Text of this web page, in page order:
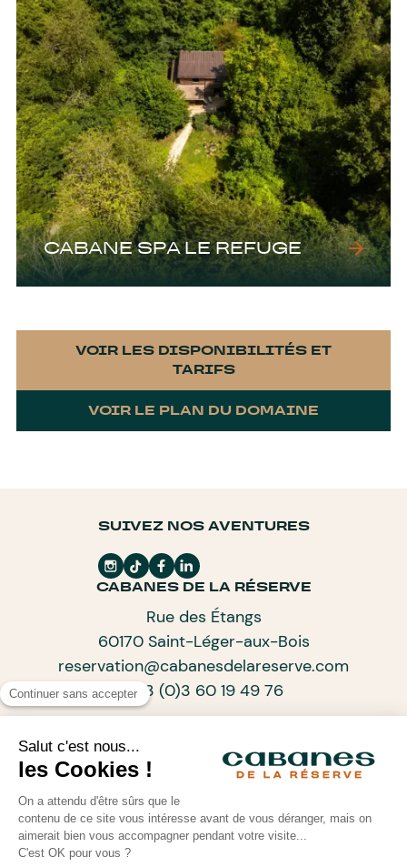
CABANE SPA LE REFUGE
VOIR LES DISPONIBILITÉS ET
TARIFS
VOIR LE PLAN DU DOMAINE
SUIVEZ NOS AVENTURES
CABANES DE LA RÉSERVE
Rue des Étangs
60170 Saint-Léger-aux-Bois
reservation@cabanesdelareserve.com
+33 (0)3 60 19 49 76
ABONNEZ-VOUS À NOTRE NEWSLETTER